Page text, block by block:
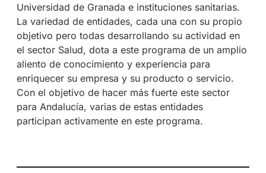
Universidad de Granada e instituciones sanitarias.
La variedad de entidades, cada una con su propio
objetivo pero todas desarrollando su actividad en
el sector Salud, dota a este programa de un amplio
aliento de conocimiento y experiencia para
enriquecer su empresa y su producto o servicio.
Con el objetivo de hacer más fuerte este sector
para Andalucía, varias de estas entidades
participan activamente en este programa.